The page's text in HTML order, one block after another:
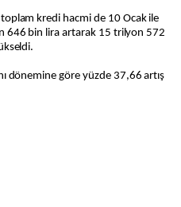
kredi hacmi de 10 Ocak ile
646 bin lira artarak 15 trilyon 572
dönemine göre yüzde 37,66 artış